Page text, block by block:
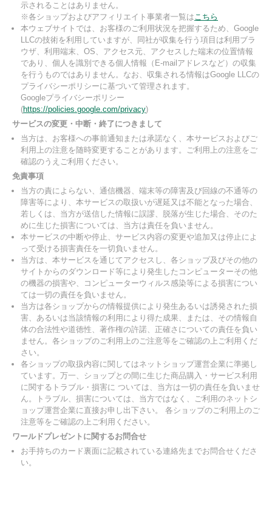
示されることはありません。
※各ショップおよびアフィリエイト事業者一覧はこちら
本ウェブサイトでは、お客様のご利用状況を把握するため、Google
LLCの技術を利用していますが、同社が収集を行う項目は利用ブラ
ウザ、利用端末、OS、アクセス元、アクセスした端末の位置情報
であり、個人を識別できる個人情報（E-mailアドレスなど）の収集
を行うものではありません。なお、収集される情報はGoogle LLCの
プライバシーポリシーに基づいて管理されます。
Googleプライバシーポリシー
(https://policies.google.com/privacy)
サービスの変更・中断・終了につきまして
当方は、お客様への事前通知または承諾なく、本サービスおよびご
利用上の注意を随時変更することがあります。ご利用上の注意をご
確認のうえご利用ください。
免責事項
当方の責によらない、通信機器、端末等の障害及び回線の不通等の
障害等により、本サービスの取扱いが遅延又は不能となった場合、
若しくは、当方が送信した情報に誤謬、脱落が生じた場合、そのた
めに生じた損害については、当方は責任を負いません。
本サービスの中断や停止、サービス内容の変更や追加又は停止によ
って受ける損害責任を一切負いません。
当方は、本サービスを通じてアクセスし、各ショップ及びその他の
サイトからのダウンロード等により発生したコンピューターその他
の機器の損害や、コンピューターウィルス感染等による損害につい
ては一切の責任を負いません。
当方は各ショップからの情報提供により発生あるいは誘発された損
害、あるいは当該情報の利用により得た成果、または、その情報自
体の合法性や道徳性、著作権の許諾、正確さについての責任を負い
ません。各ショップのご利用上のご注意等をご確認の上ご利用くだ
さい。
各ショップの取扱内容に関してはネットショップ運営企業に準拠し
ています。万一、ショップとの間に生じた商品購入・サービス利用
に関するトラブル・損害に ついては、当方は一切の責任を負いませ
ん。トラブル、損害については、当方ではなく、ご利用のネットシ
ョップ運営企業に直接お申し出下さい。 各ショップのご利用上のご
注意等をご確認の上ご利用ください。
ワールドプレゼントに関するお問合せ
お手持ちのカード裏面に記載されている連絡先までお問合せくださ
い。